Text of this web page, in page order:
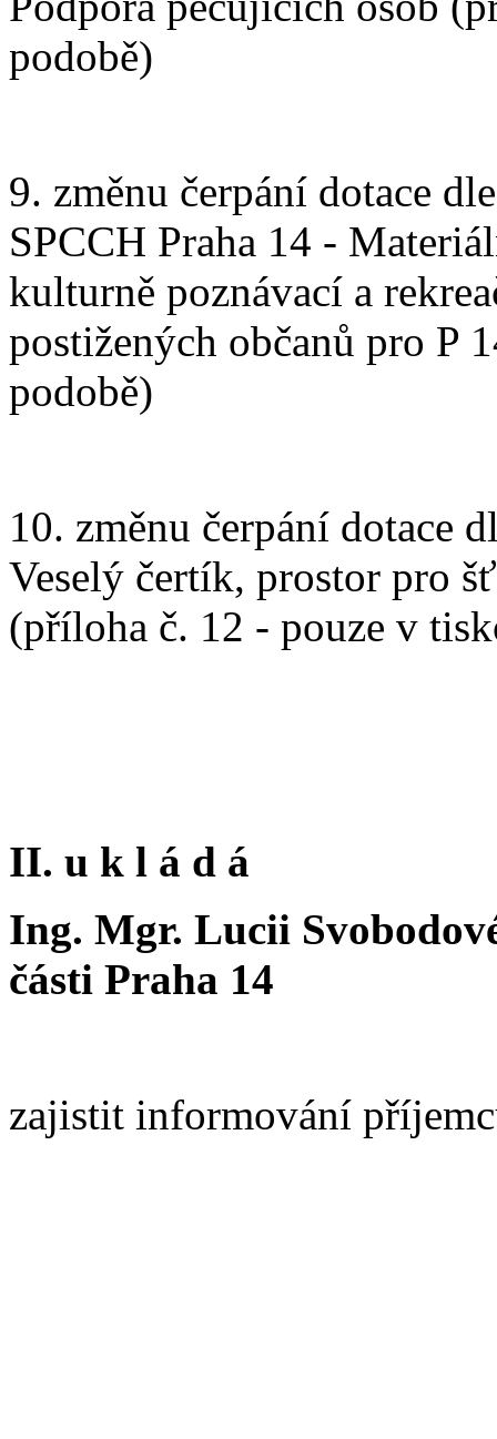
podobě)
9. změnu čerpání dotace
SPCCH Praha 14 -
kulturně poznávací a
postižených občanů pro P
podobě)
10. změnu čerpání dotace
Veselý čertík, prostor pro
(příloha č. 12 - pouze v
II. u k l á d á
Ing. Mgr. Lucii
části Praha 14
zajistit informování